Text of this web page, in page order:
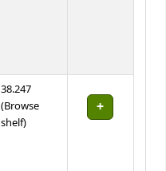
38.247
(Browse
shelf(Opens below)
)